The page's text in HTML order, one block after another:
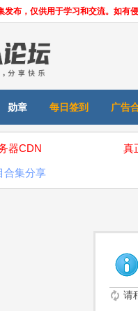
发布，仅供用于学习和交流。如
勋章 每日签到 广告
器CDN 真
合集分享
请